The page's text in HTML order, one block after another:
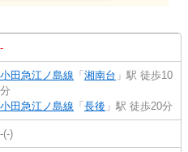
-
小田急江ノ島線 「湘南台 」駅 徒歩10
分
小田急江ノ島線 「長後 」駅 徒歩20分
-(-)